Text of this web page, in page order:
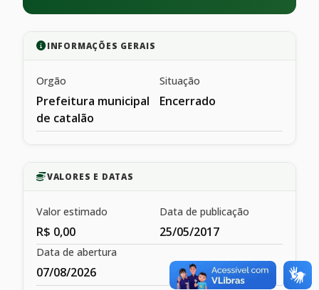
INFORMAÇÕES GERAIS
Orgão
Prefeitura municipal
de catalão
Situação
Encerrado
VALORES E DATAS
Valor estimado
R$ 0,00
Data de publicação
25/05/2017
Data de abertura
07/08/2026